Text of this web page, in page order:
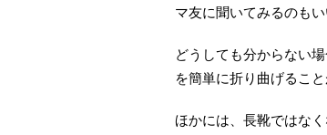
マ友に聞いてみるのもい
どうしても分からない
を簡単に折り曲げるこ
ほかには、長靴ではな